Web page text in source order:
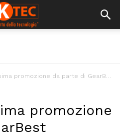
promozione da parte di GearBest
promozione